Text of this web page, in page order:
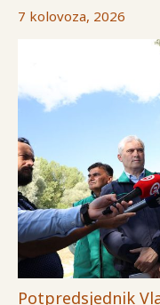
7 kolovoza, 2026
Potpredsjednik